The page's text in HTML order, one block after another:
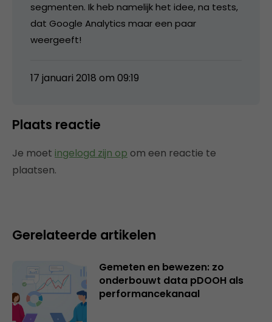
segmenten. Ik heb namelijk het idee, na tests,
dat Google Analytics maar een paar
weergeeft!
17 januari 2018 om 09:19
Plaats reactie
Je moet ingelogd zijn op om een reactie te
plaatsen.
Gerelateerde artikelen
Gemeten en bewezen: zo
onderbouwt data pDOOH als
performancekanaal